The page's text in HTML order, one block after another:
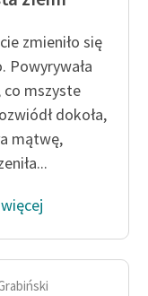
zmieniło się
Powyrywała
co mszyste
dokoła,
mątwę,